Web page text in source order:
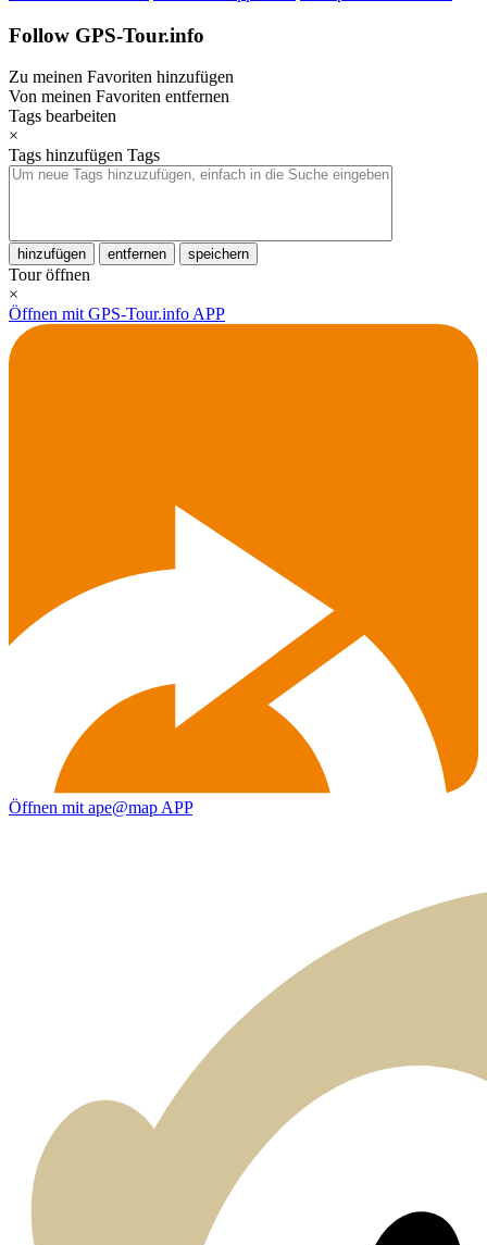
Follow GPS-Tour.info
Zu meinen Favoriten hinzufügen
Von meinen Favoriten entfernen
Tags bearbeiten
×
Tags hinzufügen Tags
hinzufügen entfernen speichern
Tour öffnen
×
Öffnen mit GPS-Tour.info APP
Öffnen mit ape@map APP